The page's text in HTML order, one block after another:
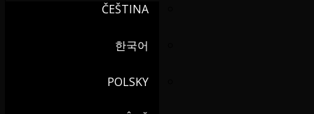
ČEŠTINA
한국어
POLSKY